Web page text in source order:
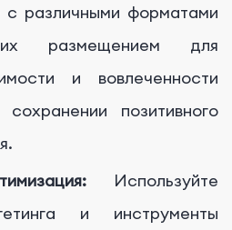
с различными форматами
размещением для
и вовлеченности
позитивного
Используйте
и инструменты